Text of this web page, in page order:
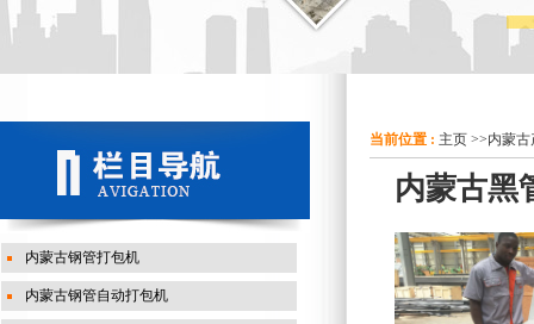
当前位置 : 主页 >>内蒙
内蒙古黑
内蒙古钢管打包机
内蒙古钢管自动打包机